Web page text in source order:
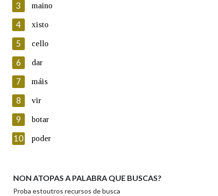
En cumprimento da normativa vixente en materia de
Protección de Datos de Carácter Persoal, a Real Academia
Galega informa a aqueles usuarios que faciliten o seu correo
electrónico, así como calquera outra información de carácter
persoal, que estes datos serán obxecto de tratamento
automatizado de carácter confidencial e incorporados aos seus
ficheiros informáticos. Así mesmo, os usuarios poderán exercer o
seu dereito de acceso, rectificación, oposición e cancelación dos
seus datos poñéndose en contacto connosco.
Lin e acepto as condicións da política de
Introduce o código que aparece na imaxe:
Texto de verificación
3 maino
4 xisto
5 cello
6 dar
7 máis
8 vir
9 botar
10 poder
NON ATOPAS A PALABRA QUE BUSCAS?
Proba estoutros recursos de busca